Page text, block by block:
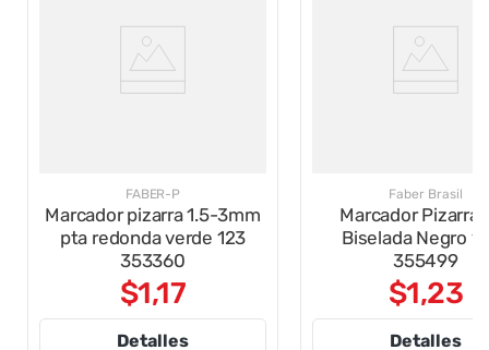
FABER-P
Marcador pizarra 1.5-3mm
pta redonda verde 123
353360
$1,17
Detalles
Faber Brasil
Marcador Pizarra
Biselada Negro
355499
$1,23
Detalles